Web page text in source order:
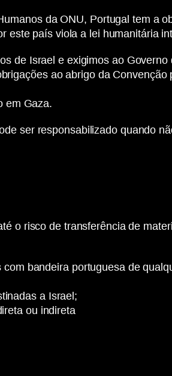
da ONU, Portugal tem a
país viola a lei humanitária
de Israel e exigimos ao Governo
ao abrigo da
em Gaza.
ser responsabilizado quando
o risco de transferência de
bandeira portuguesa de
a Israel;
ou indireta